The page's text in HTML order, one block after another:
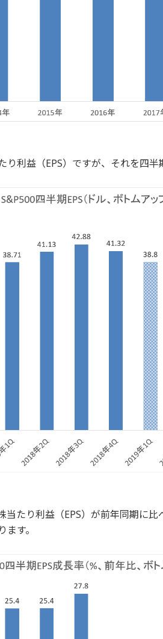
り利益（EPS）ですが、それを四半
当たり利益（EPS）が前年同期に
す。